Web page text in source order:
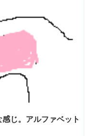
じ。アルファベット